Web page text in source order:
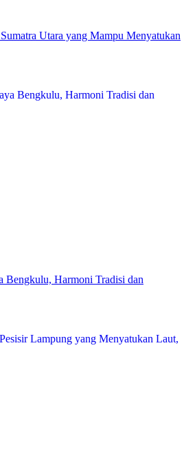
Utara yang Mampu Menyatukan
Bengkulu, Harmoni Tradisi dan